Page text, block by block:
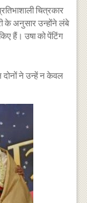
चित्रकार
के अनुसार उन्होंने लंबे
हैं। उषा को पेंटिंग
दोनों ने उन्हें न केवल